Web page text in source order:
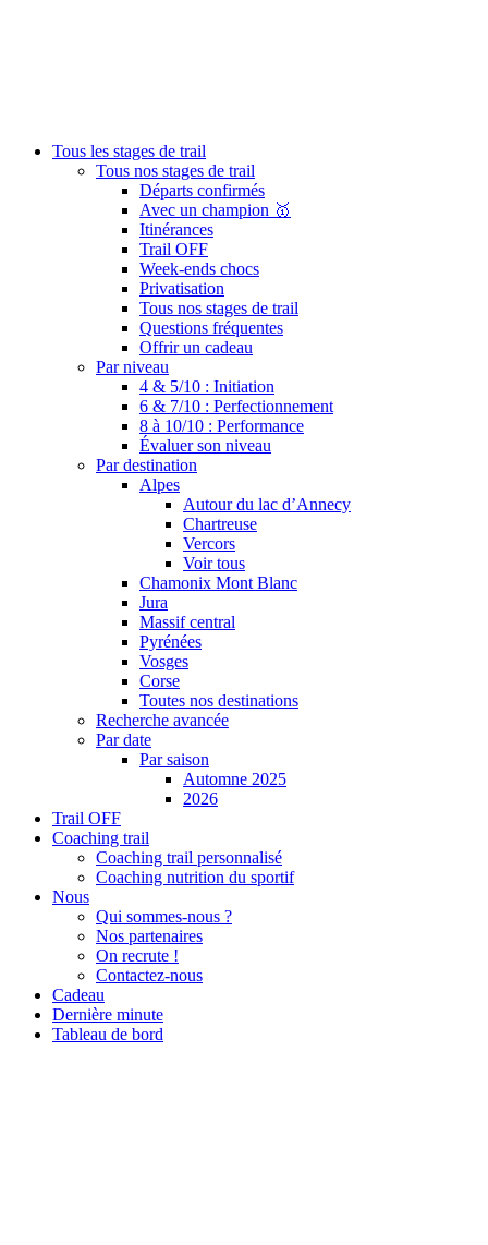
Tous les stages de trail
Tous nos stages de trail
Départs confirmés
Avec un champion 🥇
Itinérances
Trail OFF
Week-ends chocs
Privatisation
Tous nos stages de trail
Questions fréquentes
Offrir un cadeau
Par niveau
4 & 5/10 : Initiation
6 & 7/10 : Perfectionnement
8 à 10/10 : Performance
Évaluer son niveau
Par destination
Alpes
Autour du lac d’Annecy
Chartreuse
Vercors
Voir tous
Chamonix Mont Blanc
Jura
Massif central
Pyrénées
Vosges
Corse
Toutes nos destinations
Recherche avancée
Par date
Par saison
Automne 2025
2026
Trail OFF
Coaching trail
Coaching trail personnalisé
Coaching nutrition du sportif
Nous
Qui sommes-nous ?
Nos partenaires
On recrute !
Contactez-nous
Cadeau
Dernière minute
Tableau de bord